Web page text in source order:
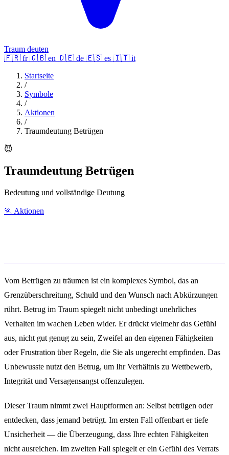
Traum deuten
🇫🇷 fr 🇬🇧 en 🇩🇪 de 🇪🇸 es 🇮🇹 it
Startseite
/
Symbole
/
Aktionen
/
Traumdeutung Betrügen
😈
Traumdeutung Betrügen
Bedeutung und vollständige Deutung
🏃 Aktionen
Vom Betrügen zu träumen ist ein komplexes Symbol, das an
Grenzüberschreitung, Schuld und den Wunsch nach Abkürzungen
rührt. Betrug im Traum spiegelt nicht unbedingt unehrliches
Verhalten im wachen Leben wider. Er drückt vielmehr das Gefühl
aus, nicht gut genug zu sein, Zweifel an den eigenen Fähigkeiten
oder Frustration über Regeln, die Sie als ungerecht empfinden. Das
Unbewusste nutzt den Betrug, um Ihr Verhältnis zu Wettbewerb,
Integrität und Versagensangst offenzulegen.
Dieser Traum nimmt zwei Hauptformen an: Selbst betrügen oder
entdecken, dass jemand betrügt. Im ersten Fall offenbart er tiefe
Unsicherheit — die Überzeugung, dass Ihre echten Fähigkeiten
nicht ausreichen. Im zweiten Fall spiegelt er ein Gefühl des Verrats